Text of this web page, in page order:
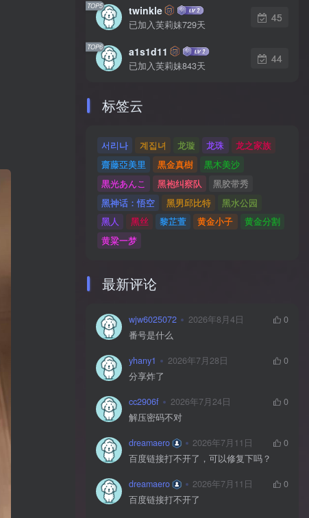
TOP5 twinkle
已加入芙莉妹729天
45
TOP6 a1s1d11
已加入芙莉妹843天
44
标签云
서리나 계집녀 龙璇 龙珠
龙之家族
齋藤亞美里
黒金真樹
黒木美沙
黒光あんこ
黑袍纠察队
黑胶带秀
黑神话：悟空
黑男邱比特
黑水公园
黑人
黑丝 黎芷萱 黄金小子
黄金分割
黄粱一梦
最新评论
wjw6025072 2026年8月4日
0
番号是什么
yhany1 2026年7月28日
0
分享炸了
cc2906f 2026年7月24日
0
解压密码不对
dreamaero 2026年7月11日
0
百度链接打不开了，可以修复下吗？
dreamaero 2026年7月11日
0
百度链接打不开了